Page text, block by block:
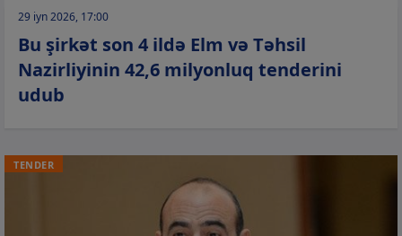
29 iyn 2026, 17:00
Bu şirkət son 4 ildə Elm və Təhsil
Nazirliyinin 42,6 milyonluq tenderini
udub
TENDER